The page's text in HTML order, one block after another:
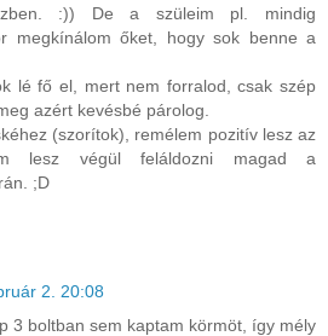
:)) De a szüleim pl. mindig
megkínálom őket, hogy sok benne a
lé fő el, mert nem forralod, csak szép
azért kevésbé párolog.
(szorítok), remélem pozitív lesz az
lesz végül feláldozni magad a
;D
2. 20:08
3 boltban sem kaptam körmöt, így mély